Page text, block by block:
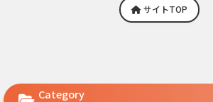
サイトTOP
Category